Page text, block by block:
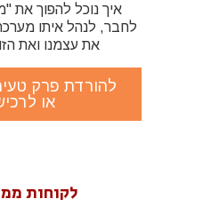
איך נוכל להפוך את
לחבר, לנהל איתו
את עצמנו ואת
להורדת פרק
או
לקוחות